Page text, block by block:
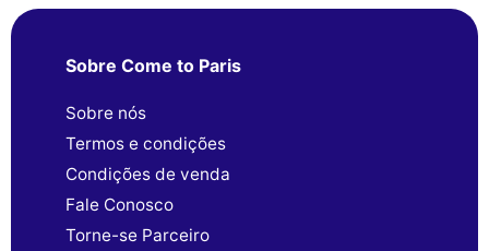
Sobre Come to Paris
Sobre nós
Termos e condições
Condições de venda
Fale Conosco
Torne-se Parceiro